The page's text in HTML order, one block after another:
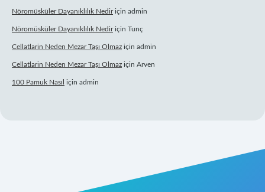
Nöromüsküler Dayanıklılık Nediriçin admin
Nöromüsküler Dayanıklılık Nediriçin Tunç
Cellatlarin Neden Mezar Taşı Olmaz için admin
Cellatlarin Neden Mezar Taşı Olmaz için Arven
100 Pamuk Nasıl için admin